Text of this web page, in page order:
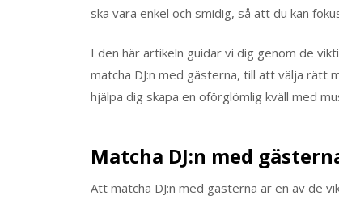
ska vara enkel och smidig, så att du kan
I den här artikeln guidar vi dig genom de
matcha DJ:n med gästerna, till att välja rätt
hjälpa dig skapa en oförglömlig kväll med
Matcha DJ:n med
Att matcha DJ:n med gästerna är en av de